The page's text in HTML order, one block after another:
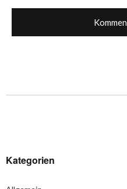
Kategorien